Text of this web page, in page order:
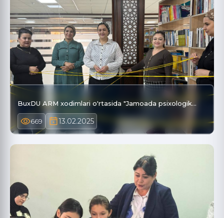
BuxDU ARM xodimlari o'rtasida "Jamoada psixologik…
669 13.02.2025